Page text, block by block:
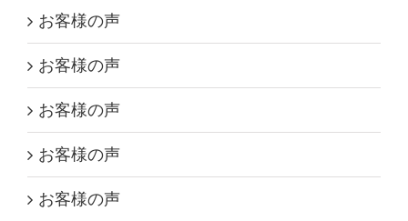
お客様の声
お客様の声
お客様の声
お客様の声
お客様の声